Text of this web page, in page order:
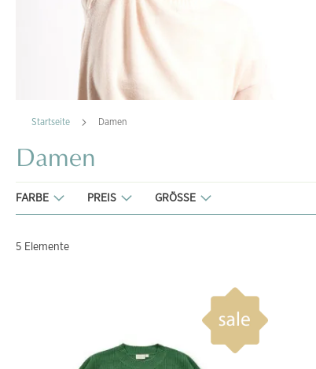
Startseite Damen
Damen
FARBE PREIS GRÖSSE
5 Elemente